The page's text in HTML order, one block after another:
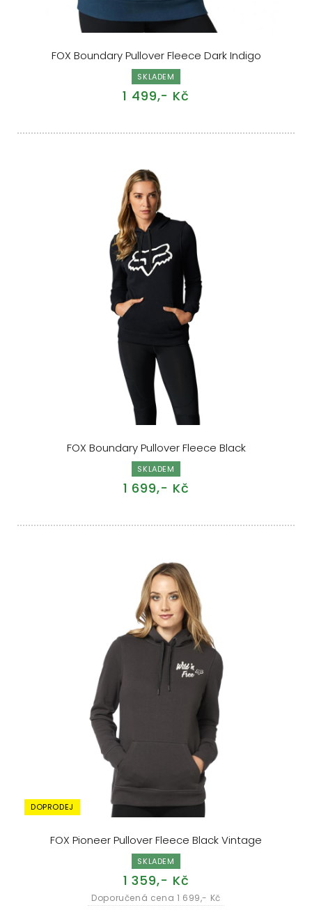
FOX Boundary Pullover Fleece Dark Indigo
SKLADEM
1 499,- Kč
FOX Boundary Pullover Fleece Black
SKLADEM
1 699,- Kč
FOX Pioneer Pullover Fleece Black Vintage
SKLADEM
1 359,- Kč
Doporučená cena 1 699,- Kč
DOPRODEJ